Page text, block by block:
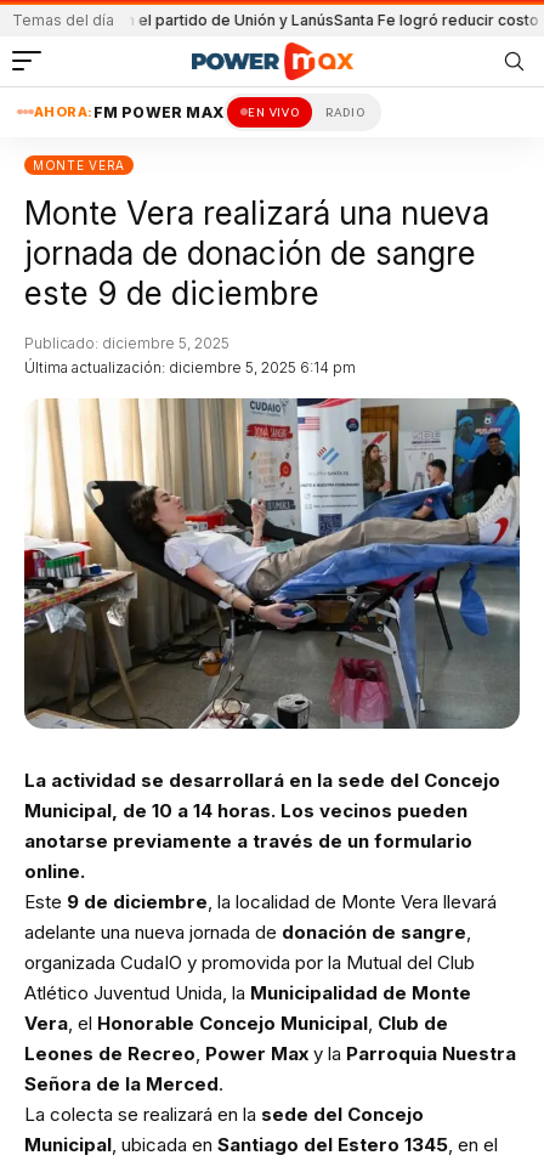
Temas del día
en el partido de Unión y LanúsSanta Fe logró reducir costo
AHORA: FM POWER MAX EN VIVO RADIO
MONTE VERA
Monte Vera realizará una nueva
jornada de donación de sangre
este 9 de diciembre
Última actualización: diciembre 5, 2025 6:14 pm
Publicado: diciembre 5, 2025
La actividad se desarrollará en la sede del Concejo
Municipal, de 10 a 14 horas. Los vecinos pueden
anotarse previamente a través de un formulario
online.
Este 9 de diciembre , la localidad de Monte Vera llevará
adelante una nueva jornada de donación de sangre
organizada CudaIO y promovida por la Mutual del Club
Atlético Juventud Unida, la Municipalidad de Monte
Vera , el Honorable Concejo Municipal Club de
Leones de Recreo Power Max y la Parroquia Nuestra
Señora de la Merced.
La colecta se realizará en la sede del Concejo
Municipal , ubicada en Santiago del Estero 1345 , en el